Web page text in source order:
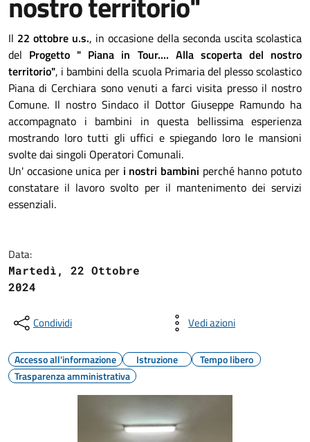
Il 22 ottobre u.s., in occasione della seconda uscita scolastica
del Progetto " Piana in Tour.... Alla scoperta del nostro
territorio", i bambini della scuola Primaria del plesso scolastico
Piana di Cerchiara sono venuti a farci visita presso il nostro
Comune. Il nostro Sindaco il Dottor Giuseppe Ramundo ha
accompagnato i bambini in questa bellissima esperienza
mostrando loro tutti gli uffici e spiegando loro le mansioni
svolte dai singoli Operatori Comunali.
Un' occasione unica per i nostri bambini perché hanno potuto
constatare il lavoro svolto per il mantenimento dei servizi
essenziali.
Data:
Martedì, 22 Ottobre
2024
Condividi Vedi azioni
Accesso all'informazione Istruzione
Tempo libero
Trasparenza amministrativa